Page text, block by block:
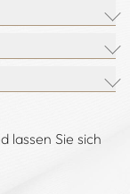
lassen Sie sich